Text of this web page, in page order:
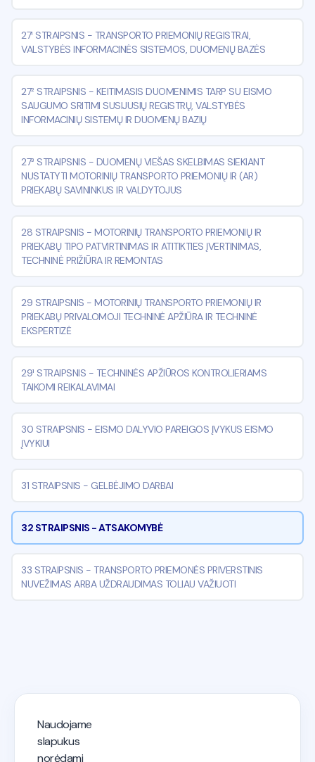
Naudojame
slapukus
norėdami
27¹ STRAIPSNIS - TRANSPORTO PRIEMONIŲ REGISTRAI,
VALSTYBĖS INFORMACINĖS SISTEMOS, DUOMENŲ BAZĖS
27² STRAIPSNIS - KEITIMASIS DUOMENIMIS TARP SU EISMO
SAUGUMO SRITIMI SUSIJUSIŲ REGISTRŲ, VALSTYBĖS
INFORMACINIŲ SISTEMŲ IR DUOMENŲ BAZIŲ
27³ STRAIPSNIS - DUOMENŲ VIEŠAS SKELBIMAS SIEKIANT
NUSTATYTI MOTORINIŲ TRANSPORTO PRIEMONIŲ IR (AR)
PRIEKABŲ SAVININKUS IR VALDYTOJUS
28 STRAIPSNIS - MOTORINIŲ TRANSPORTO PRIEMONIŲ IR
PRIEKABŲ TIPO PATVIRTINIMAS IR ATITIKTIES ĮVERTINIMAS,
TECHNINĖ PRIŽIŪRA IR REMONTAS
29 STRAIPSNIS - MOTORINIŲ TRANSPORTO PRIEMONIŲ IR
PRIEKABŲ PRIVALOMOJI TECHNINĖ APŽIŪRA IR TECHNINĖ
EKSPERTIZĖ
29¹ STRAIPSNIS - TECHNINĖS APŽIŪROS KONTROLIERIAMS
TAIKOMI REIKALAVIMAI
30 STRAIPSNIS - EISMO DALYVIO PAREIGOS ĮVYKUS EISMO
ĮVYKIUI
31 STRAIPSNIS - GELBĖJIMO DARBAI
32 STRAIPSNIS -ATSAKOMYBĖ
33 STRAIPSNIS - TRANSPORTO PRIEMONĖS PRIVERSTINIS
NUVEŽIMAS ARBA UŽDRAUDIMAS TOLIAU VAŽIUOTI